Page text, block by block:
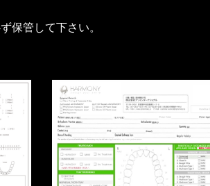
保管して下さい。